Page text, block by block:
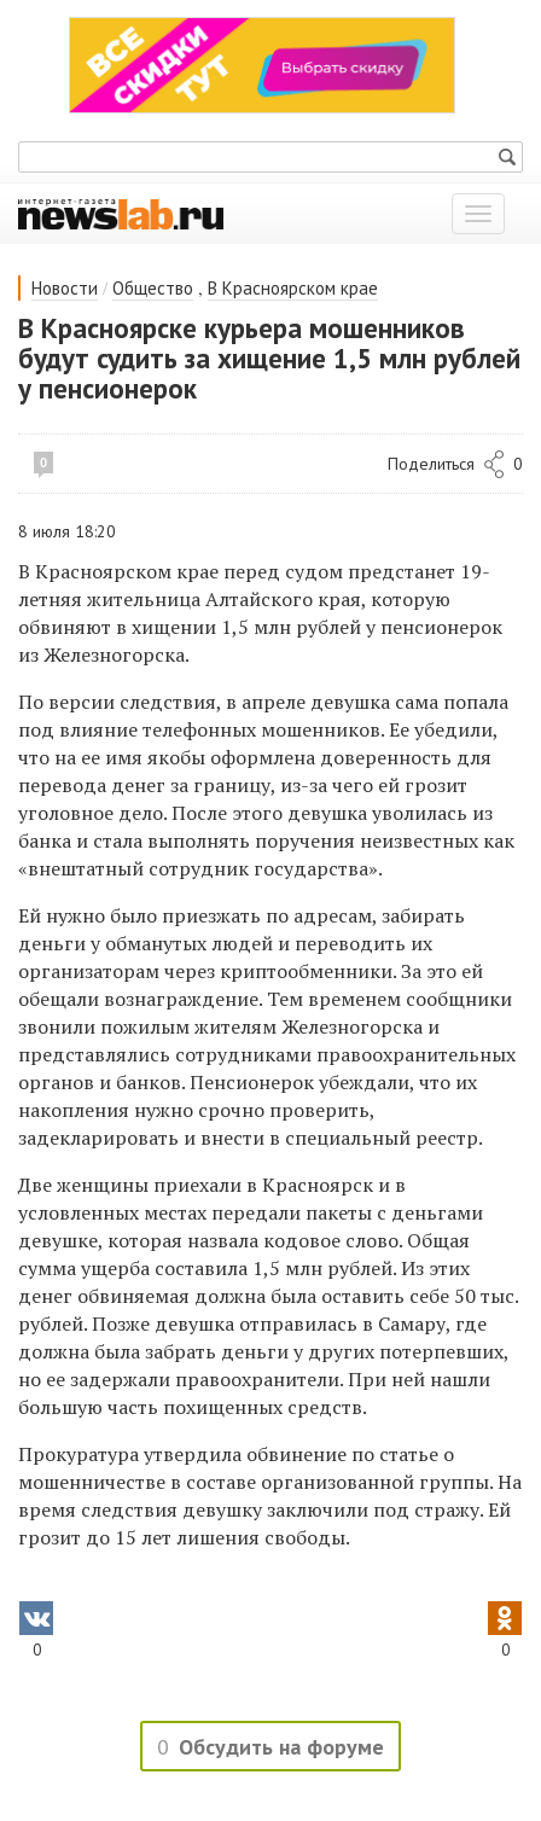
Показать
меню
Новости / Общество , В Красноярском крае
В Красноярске курьера мошенников
будут судить за хищение 1,5 млн рублей
у пенсионерок
0 Поделиться 0
8 июля 18:20
В Красноярском крае перед судом предстанет 19-
летняя жительница Алтайского края, которую
обвиняют в хищении 1,5 млн рублей у пенсионерок
из Железногорска.
По версии следствия, в апреле девушка сама попала
под влияние телефонных мошенников. Ее убедили,
что на ее имя якобы оформлена доверенность для
перевода денег за границу, из-за чего ей грозит
уголовное дело. После этого девушка уволилась из
банка и стала выполнять поручения неизвестных как
«внештатный сотрудник государства».
Ей нужно было приезжать по адресам, забирать
деньги у обманутых людей и переводить их
организаторам через криптообменники. За это ей
обещали вознаграждение. Тем временем сообщники
звонили пожилым жителям Железногорска и
представлялись сотрудниками правоохранительных
органов и банков. Пенсионерок убеждали, что их
накопления нужно срочно проверить,
задекларировать и внести в специальный реестр.
Две женщины приехали в Красноярск и в
условленных местах передали пакеты с деньгами
девушке, которая назвала кодовое слово. Общая
сумма ущерба составила 1,5 млн рублей. Из этих
денег обвиняемая должна была оставить себе 50 тыс.
рублей. Позже девушка отправилась в Самару, где
должна была забрать деньги у других потерпевших,
но ее задержали правоохранители. При ней нашли
большую часть похищенных средств.
Прокуратура утвердила обвинение по статье о
мошенничестве в составе организованной группы. На
время следствия девушку заключили под стражу. Ей
грозит до 15 лет лишения свободы.
0 0
0 Обсудить на форуме